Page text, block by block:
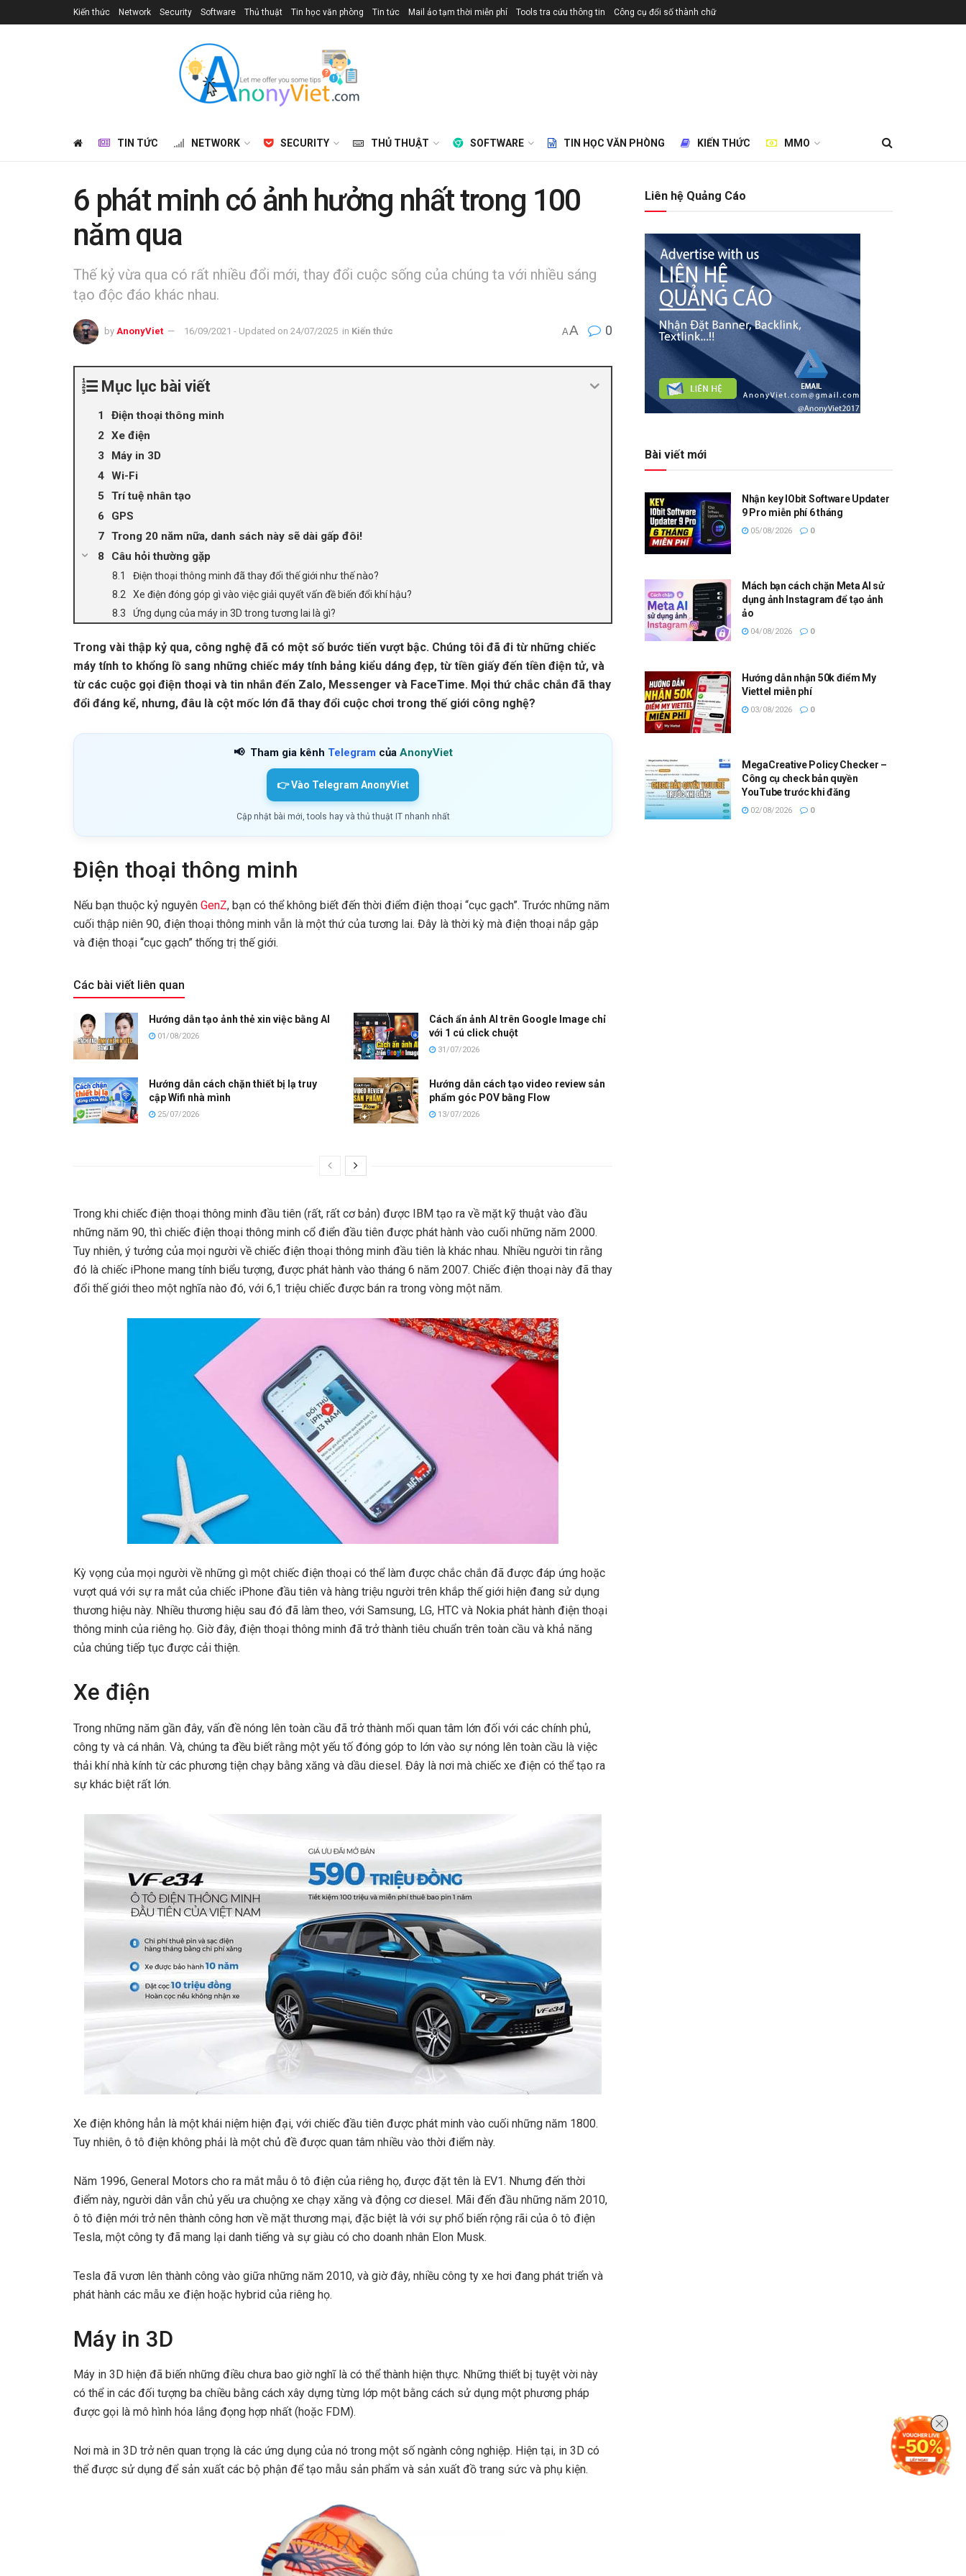
Kiến thức Network Security Software Thủ thuật Tin học văn phòng Tin tức Mail ảo tạm thời miễn phí Tools tra cứu thông tin Công cụ đổi số thành chữ
TIN TỨC NETWORK SECURITY THỦ THUẬT SOFTWARE TIN HỌC VĂN PHÒNG KIẾN THỨC MMO
6 phát minh có ảnh hưởng nhất trong 100
năm qua
Thế kỷ vừa qua có rất nhiều đổi mới, thay đổi cuộc sống của chúng ta với nhiều sáng
tạo độc đáo khác nhau.
by AnonyViet 16/09/2021 - Updated on 24/07/2025 in Kiến thức AA 0
Mục lục bài viết
Điện thoại thông minh
Xe điện
Máy in 3D
Wi-Fi
Trí tuệ nhân tạo
GPS
Trong 20 năm nữa, danh sách này sẽ dài gấp đôi!
Câu hỏi thường gặp
Điện thoại thông minh đã thay đổi thế giới như thế nào?
Xe điện đóng góp gì vào việc giải quyết vấn đề biến đổi khí hậu?
Ứng dụng của máy in 3D trong tương lai là gì?
Trong vài thập kỷ qua, công nghệ đã có một số bước tiến vượt bậc. Chúng tôi đã đi từ những chiếc
máy tính to khổng lồ sang những chiếc máy tính bảng kiểu dáng đẹp, từ tiền giấy đến tiền điện tử, và
từ các cuộc gọi điện thoại và tin nhắn đến Zalo, Messenger và FaceTime. Mọi thứ chắc chắn đã thay
đổi đáng kể, nhưng, đâu là cột mốc lớn đã thay đổi cuộc chơi trong thế giới công nghệ?
📢 Tham gia kênh Telegram của AnonyViet
👉 Vào Telegram AnonyViet
Cập nhật bài mới, tools hay và thủ thuật IT nhanh nhất
Điện thoại thông minh
Nếu bạn thuộc kỷ nguyên GenZ, bạn có thể không biết đến thời điểm điện thoại “cục gạch”. Trước những năm
cuối thập niên 90, điện thoại thông minh vẫn là một thứ của tương lai. Đây là thời kỳ mà điện thoại nắp gập
và điện thoại “cục gạch” thống trị thế giới.
Các bài viết liên quan
Hướng dẫn tạo ảnh thẻ xin việc bằng AI
01/08/2026
Cách ẩn ảnh AI trên Google Image chỉ
với 1 cú click chuột
31/07/2026
Hướng dẫn cách chặn thiết bị lạ truy
cập Wifi nhà mình
25/07/2026
Hướng dẫn cách tạo video review sản
phẩm góc POV bằng Flow
13/07/2026
Trong khi chiếc điện thoại thông minh đầu tiên (rất, rất cơ bản) được IBM tạo ra về mặt kỹ thuật vào đầu
những năm 90, thì chiếc điện thoại thông minh cổ điển đầu tiên được phát hành vào cuối những năm 2000.
Tuy nhiên, ý tưởng của mọi người về chiếc điện thoại thông minh đầu tiên là khác nhau. Nhiều người tin rằng
đó là chiếc iPhone mang tính biểu tượng, được phát hành vào tháng 6 năm 2007. Chiếc điện thoại này đã thay
đổi thế giới theo một nghĩa nào đó, với 6,1 triệu chiếc được bán ra trong vòng một năm.
Kỳ vọng của mọi người về những gì một chiếc điện thoại có thể làm được chắc chắn đã được đáp ứng hoặc
vượt quá với sự ra mắt của chiếc iPhone đầu tiên và hàng triệu người trên khắp thế giới hiện đang sử dụng
thương hiệu này. Nhiều thương hiệu sau đó đã làm theo, với Samsung, LG, HTC và Nokia phát hành điện thoại
thông minh của riêng họ. Giờ đây, điện thoại thông minh đã trở thành tiêu chuẩn trên toàn cầu và khả năng
của chúng tiếp tục được cải thiện.
Xe điện
Trong những năm gần đây, vấn đề nóng lên toàn cầu đã trở thành mối quan tâm lớn đối với các chính phủ,
công ty và cá nhân. Và, chúng ta đều biết rằng một yếu tố đóng góp to lớn vào sự nóng lên toàn cầu là việc
thải khí nhà kính từ các phương tiện chạy bằng xăng và dầu diesel. Đây là nơi mà chiếc xe điện có thể tạo ra
sự khác biệt rất lớn.
Xe điện không hẳn là một khái niệm hiện đại, với chiếc đầu tiên được phát minh vào cuối những năm 1800.
Tuy nhiên, ô tô điện không phải là một chủ đề được quan tâm nhiều vào thời điểm này.
Năm 1996, General Motors cho ra mắt mẫu ô tô điện của riêng họ, được đặt tên là EV1. Nhưng đến thời
điểm này, người dân vẫn chủ yếu ưa chuộng xe chạy xăng và động cơ diesel. Mãi đến đầu những năm 2010,
ô tô điện mới trở nên thành công hơn về mặt thương mại, đặc biệt là với sự phổ biến rộng rãi của ô tô điện
Tesla, một công ty đã mang lại danh tiếng và sự giàu có cho doanh nhân Elon Musk.
Tesla đã vươn lên thành công vào giữa những năm 2010, và giờ đây, nhiều công ty xe hơi đang phát triển và
phát hành các mẫu xe điện hoặc hybrid của riêng họ.
Máy in 3D
Máy in 3D hiện đã biến những điều chưa bao giờ nghĩ là có thể thành hiện thực. Những thiết bị tuyệt vời này
có thể in các đối tượng ba chiều bằng cách xây dựng từng lớp một bằng cách sử dụng một phương pháp
được gọi là mô hình hóa lắng đọng hợp nhất (hoặc FDM).
Nơi mà in 3D trở nên quan trọng là các ứng dụng của nó trong một số ngành công nghiệp. Hiện tại, in 3D có
thể được sử dụng để sản xuất các bộ phận để tạo mẫu sản phẩm và sản xuất đồ trang sức và phụ kiện.
Liên hệ Quảng Cáo
Bài viết mới
Nhận key IObit Software Updater
9 Pro miễn phí 6 tháng
05/08/2026 0
Mách bạn cách chặn Meta AI sử
dụng ảnh Instagram để tạo ảnh
ảo
04/08/2026 0
Hướng dẫn nhận 50k điểm My
Viettel miễn phí
03/08/2026 0
MegaCreative Policy Checker –
Công cụ check bản quyền
YouTube trước khi đăng
02/08/2026 0